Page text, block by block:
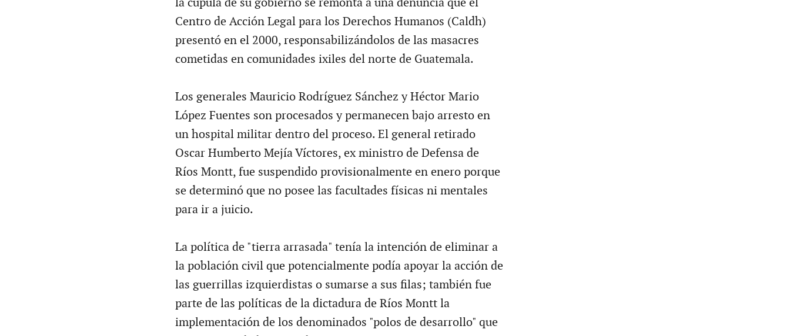
la cúpula de su gobierno se remonta a una denuncia que el
Centro de Acción Legal para los Derechos Humanos (Caldh)
presentó en el 2000, responsabilizándolos de las masacres
cometidas en comunidades ixiles del norte de Guatemala.
Los generales Mauricio Rodríguez Sánchez y Héctor Mario
López Fuentes son procesados y permanecen bajo arresto en
un hospital militar dentro del proceso. El general retirado
Oscar Humberto Mejía Víctores, ex ministro de Defensa de
Ríos Montt, fue suspendido provisionalmente en enero porque
se determinó que no posee las facultades físicas ni mentales
para ir a juicio.
La política de "tierra arrasada" tenía la intención de eliminar a
la población civil que potencialmente podía apoyar la acción de
las guerrillas izquierdistas o sumarse a sus filas; también fue
parte de las políticas de la dictadura de Ríos Montt la
implementación de los denominados "polos de desarrollo" que